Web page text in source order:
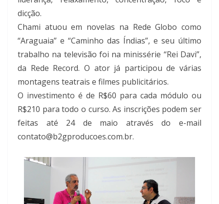
dicção.
Chami atuou em novelas na Rede Globo como
“Araguaia” e “Caminho das Índias”, e seu último
trabalho na televisão foi na minissérie “Rei Davi”,
da Rede Record. O ator já participou de várias
montagens teatrais e filmes publicitários.
O investimento é de R$60 para cada módulo ou
R$210 para todo o curso. As inscrições podem ser
feitas até 24 de maio através do e-mail
contato@b2gproducoes.com.br.